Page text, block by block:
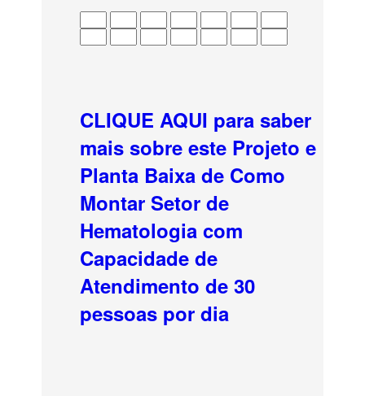
CLIQUE AQUI para saber
mais sobre este Projeto e
Planta Baixa de Como
Montar Setor de
Hematologia com
Capacidade de
Atendimento de 30
pessoas por dia